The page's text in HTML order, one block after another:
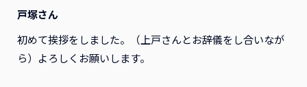
戸塚さん
初めて挨拶をしました。（上戸さんとお辞儀をし合いなが
ら）よろしくお願いします。